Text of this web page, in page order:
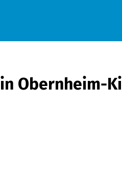
in Obernheim-